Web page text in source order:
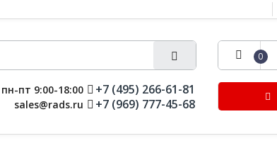
0
пн-пт 9:00-18:00
sales@rads.ru
+7 (495) 266-61-81
+7 (969) 777-45-68